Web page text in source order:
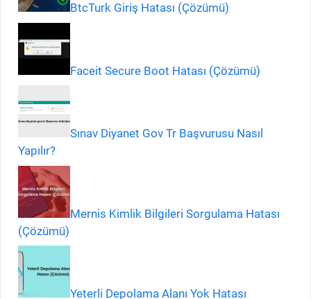
BtcTurk Giriş Hatası (Çözümü)
Faceit Secure Boot Hatası (Çözümü)
Sınav Diyanet Gov Tr Başvurusu Nasıl
Yapılır?
Mernis Kimlik Bilgileri Sorgulama Hatası
(Çözümü)
Yeterli Depolama Alanı Yok Hatası